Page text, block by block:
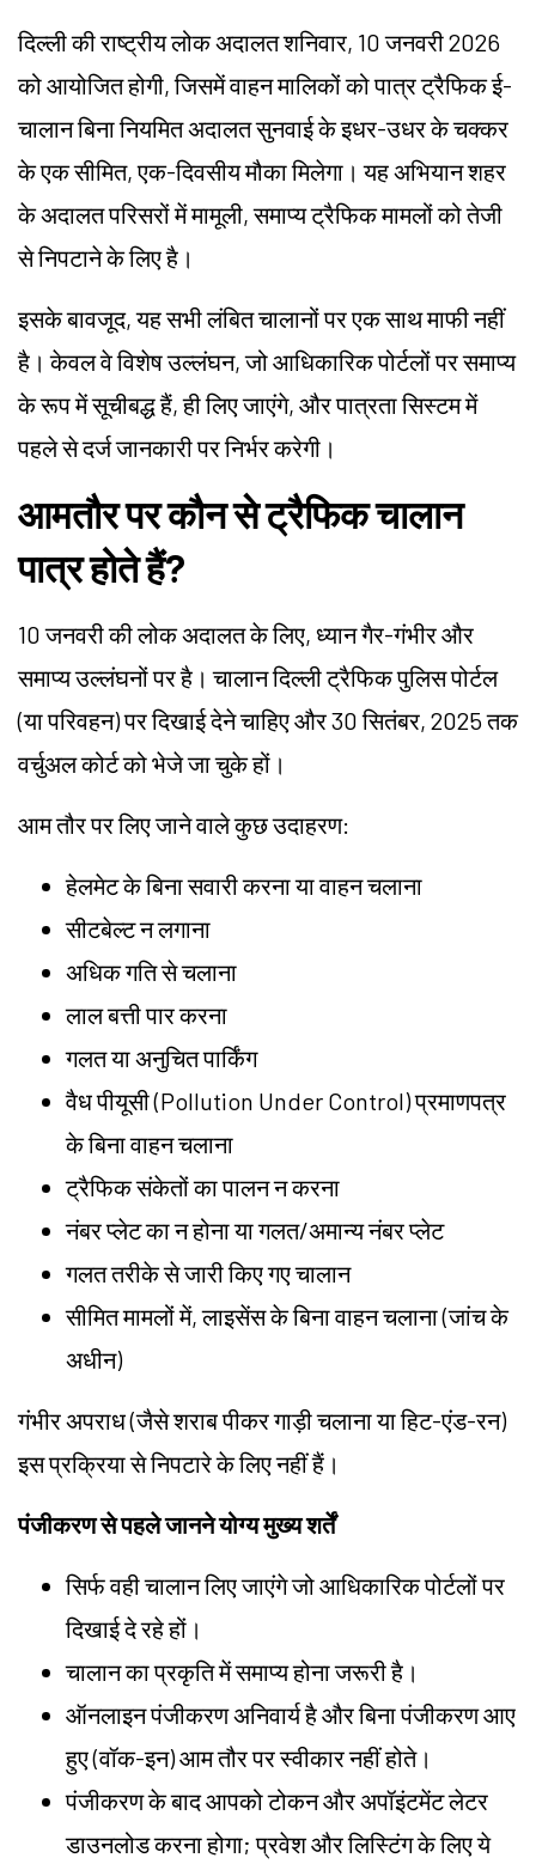
दिल्ली की राष्ट्रीय लोक अदालत शनिवार, 10 जनवरी 2026
को आयोजित होगी, जिसमें वाहन मालिकों को पात्र ट्रैफिक ई-
चालान बिना नियमित अदालत सुनवाई के इधर-उधर के चक्कर
के एक सीमित, एक-दिवसीय मौका मिलेगा। यह अभियान शहर
के अदालत परिसरों में मामूली, समाप्य ट्रैफिक मामलों को तेजी
से निपटाने के लिए है।
इसके बावजूद, यह सभी लंबित चालानों पर एक साथ माफी नहीं
है। केवल वे विशेष उल्लंघन, जो आधिकारिक पोर्टलों पर समाप्य
के रूप में सूचीबद्ध हैं, ही लिए जाएंगे, और पात्रता सिस्टम में
पहले से दर्ज जानकारी पर निर्भर करेगी।
आमतौर पर कौन से ट्रैफिक चालान
पात्र होते हैं?
10 जनवरी की लोक अदालत के लिए, ध्यान गैर-गंभीर और
समाप्य उल्लंघनों पर है। चालान दिल्ली ट्रैफिक पुलिस पोर्टल
(या परिवहन) पर दिखाई देने चाहिए और 30 सितंबर, 2025 तक
वर्चुअल कोर्ट को भेजे जा चुके हों।
आम तौर पर लिए जाने वाले कुछ उदाहरण:
हेलमेट के बिना सवारी करना या वाहन चलाना
सीटबेल्ट न लगाना
अधिक गति से चलाना
लाल बत्ती पार करना
गलत या अनुचित पार्किंग
वैध पीयूसी (Pollution Under Control) प्रमाणपत्र
के बिना वाहन चलाना
ट्रैफिक संकेतों का पालन न करना
नंबर प्लेट का न होना या गलत/अमान्य नंबर प्लेट
गलत तरीके से जारी किए गए चालान
सीमित मामलों में, लाइसेंस के बिना वाहन चलाना (जांच के
अधीन)
गंभीर अपराध (जैसे शराब पीकर गाड़ी चलाना या हिट-एंड-रन)
इस प्रक्रिया से निपटारे के लिए नहीं हैं।
पंजीकरण से पहले जानने योग्य मुख्य शर्तें
सिर्फ वही चालान लिए जाएंगे जो आधिकारिक पोर्टलों पर
दिखाई दे रहे हों।
चालान का प्रकृति में समाप्य होना जरूरी है।
ऑनलाइन पंजीकरण अनिवार्य है और बिना पंजीकरण आए
हुए (वॉक-इन) आम तौर पर स्वीकार नहीं होते।
पंजीकरण के बाद आपको टोकन और अपॉइंटमेंट लेटर
डाउनलोड करना होगा; प्रवेश और लिस्टिंग के लिए ये